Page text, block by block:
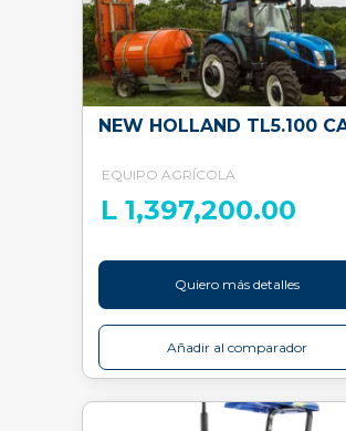
NEW HOLLAND TL5.100
EQUIPO AGRÍCOLA
L 1,397,200.00
Quiero más detalles
Añadir al comparador